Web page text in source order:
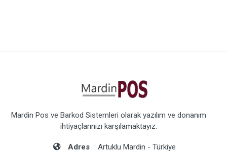
Mardin Pos ve Barkod Sistemleri olarak yazılım ve donanım
ihtiyaçlarınızı karşılamaktayız.
Adres : Artuklu Mardin - Türkiye